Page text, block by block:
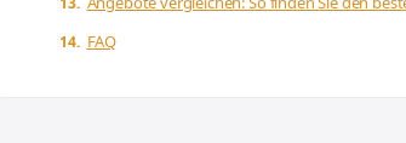
FAQ